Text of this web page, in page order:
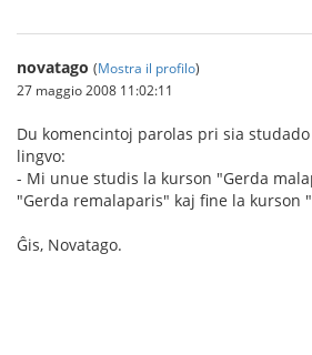
novatago (Mostra il profilo)
27 maggio 2008 11:02:11
Du komencintoj parolas pri sia
lingvo:
- Mi unue studis la kurson "Gerda
"Gerda remalaparis" kaj fine la kurson
Ĝis, Novatago.